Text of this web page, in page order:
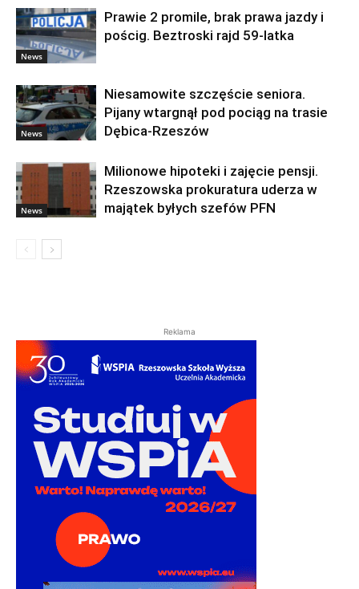
News
Prawie 2 promile, brak prawa jazdy i
pościg. Beztroski rajd 59-latka
News
Niesamowite szczęście seniora.
Pijany wtargnął pod pociąg na trasie
Dębica-Rzeszów
News
Milionowe hipoteki i zajęcie pensji.
Rzeszowska prokuratura uderza w
majątek byłych szefów PFN
Reklama